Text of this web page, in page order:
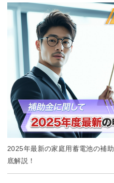
2025年最新の家庭用蓄電池の補
底解説！